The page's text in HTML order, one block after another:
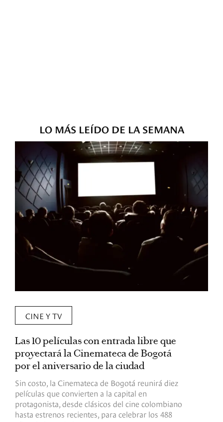
LO MÁS LEÍDO DE LA SEMANA
CINE Y TV
Las 10 películas con entrada libre que
proyectará la Cinemateca de Bogotá
por el aniversario de la ciudad
Sin costo, la Cinemateca de Bogotá reunirá diez
películas que convierten a la capital en
protagonista, desde clásicos del cine colombiano
hasta estrenos recientes, para celebrar los 488